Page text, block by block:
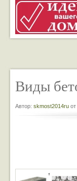
Виды
Автор: skmost2014ru от